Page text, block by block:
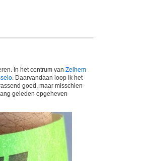
In het centrum van Zelhem
. Daarvandaan loop ik het
goed, maar misschien
geleden opgeheven